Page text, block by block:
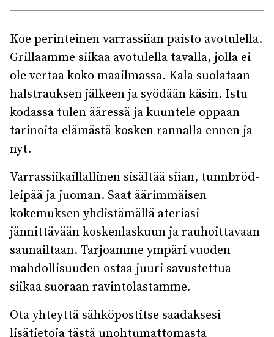
Koe perinteinen varrassiian paisto avotulella.
Grillaamme siikaa avotulella tavalla, jolla ei
ole vertaa koko maailmassa. Kala suolataan
halstrauksen jälkeen ja syödään käsin. Istu
kodassa tulen ääressä ja kuuntele oppaan
tarinoita elämästä kosken rannalla ennen ja
nyt.
Varrassiikaillallinen sisältää siian, tunnbröd-
leipää ja juoman. Saat äärimmäisen
kokemuksen yhdistämällä ateriasi
jännittävään koskenlaskuun ja rauhoittavaan
saunailtaan. Tarjoamme ympäri vuoden
mahdollisuuden ostaa juuri savustettua
siikaa suoraan ravintolastamme.
Ota yhteyttä sähköpostitse saadaksesi
lisätietoja tästä unohtumattomasta